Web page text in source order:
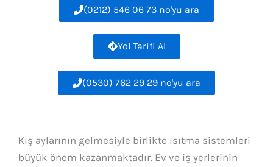
(0212) 546 06 73 no'yu ara
Yol Tarifi Al
(0530) 762 29 29 no'yu ara
Kış aylarının gelmesiyle birlikte ısıtma sistemleri
büyük önem kazanmaktadır. Ev ve iş yerlerinin